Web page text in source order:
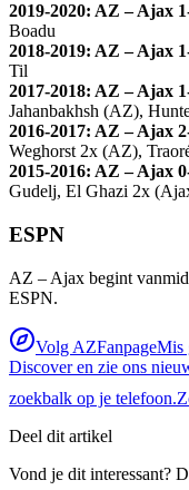
2019-2020: AZ – Ajax
Boadu
2018-2019: AZ – Ajax
Til
2017-2018: AZ – Ajax
Jahanbakhsh (AZ),
2016-2017: AZ – Ajax
Weghorst 2x (AZ),
2015-2016: AZ – Ajax
Gudelj, El Ghazi 2x
ESPN
AZ – Ajax begint
ESPN.
Volg AZFanpageMis
Discover en zie ons
zoekbalk op je telefoon.
Deel dit artikel
Vond je dit interessant?